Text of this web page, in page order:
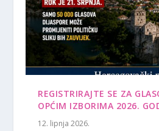
REGISTRIRAJTE SE ZA
OPĆIM IZBORIMA 2026.
12. lipnja 2026.